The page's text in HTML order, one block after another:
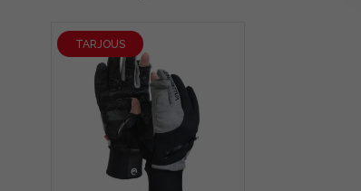
TARJOUS